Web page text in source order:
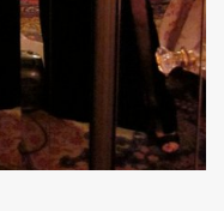
BOBBIE
"JOHNNY,
STAIV GENTIS) par